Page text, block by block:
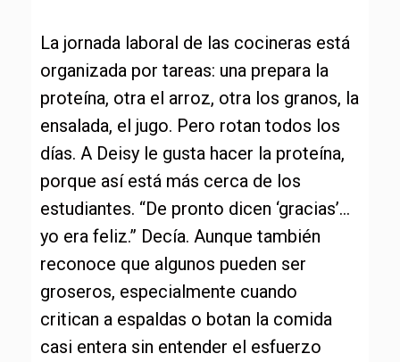
La jornada laboral de las cocineras está
organizada por tareas: una prepara la
proteína, otra el arroz, otra los granos, la
ensalada, el jugo. Pero rotan todos los
días. A Deisy le gusta hacer la proteína,
porque así está más cerca de los
estudiantes. “De pronto dicen ‘gracias’…
yo era feliz.” Decía. Aunque también
reconoce que algunos pueden ser
groseros, especialmente cuando
critican a espaldas o botan la comida
casi entera sin entender el esfuerzo